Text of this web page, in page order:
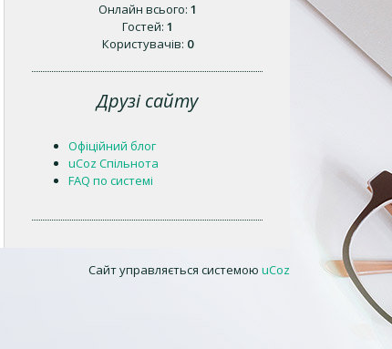
Онлайн всього: 1
Гостей: 1
Користувачів: 0
Друзі сайту
Офіційний блог
uCoz Спільнота
FAQ по системі
Сайт управляється системою uCoz